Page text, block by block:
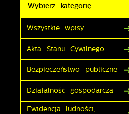
Wybierz kategorię
Wszystkie wpisy
Akta Stanu Cywilnego
Bezpieczeństwo publiczne
Działalność gospodarcza
Ewidencja ludności,